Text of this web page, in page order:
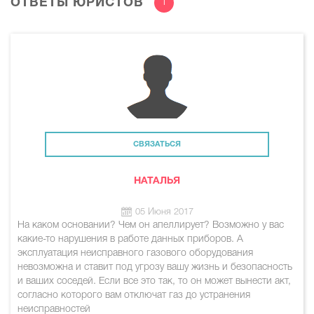
ОТВЕТЫ ЮРИСТОВ
СВЯЗАТЬСЯ
НАТАЛЬЯ
05 Июня 2017
На каком основании? Чем он апеллирует? Возможно у вас
какие-то нарушения в работе данных приборов. А
эксплуатация неисправного газового оборудования
невозможна и ставит под угрозу вашу жизнь и безопасность
и ваших соседей. Если все это так, то он может вынести акт,
согласно которого вам отключат газ до устранения
неисправностей